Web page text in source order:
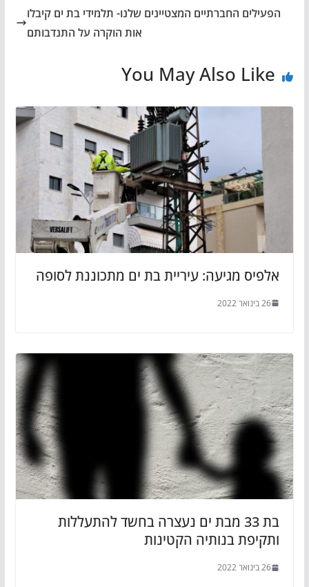
הפעילים החברתיים המצטיינים שלנו- תלמידי בת ים קיבלו
אות הוקרה על התנדבותם
You May Also Like
אלפיס מגיעה: עיריית בת ים מתכוננת לסופה
26 בינואר 2022
בת 33 מבת ים נעצרה בחשד להתעללות
ותקיפת בנותיה הקטינות
26 בינואר 2022